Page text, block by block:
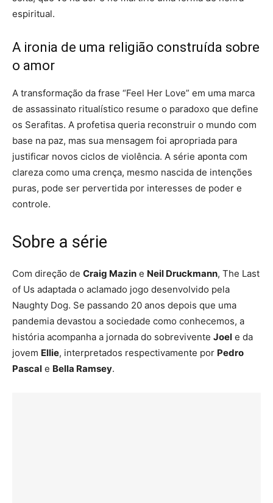
espiritual.
A ironia de uma religião construída sobre
o amor
A transformação da frase “Feel Her Love” em uma marca
de assassinato ritualístico resume o paradoxo que define
os Serafitas. A profetisa queria reconstruir o mundo com
base na paz, mas sua mensagem foi apropriada para
justificar novos ciclos de violência. A série aponta com
clareza como uma crença, mesmo nascida de intenções
puras, pode ser pervertida por interesses de poder e
controle.
Sobre a série
Com direção de Craig Mazin e Neil Druckmann, The Last
of Us adaptada o aclamado jogo desenvolvido pela
Naughty Dog. Se passando 20 anos depois que uma
pandemia devastou a sociedade como conhecemos, a
história acompanha a jornada do sobrevivente Joel e da
jovem Ellie, interpretados respectivamente por Pedro
Pascal e Bella Ramsey.